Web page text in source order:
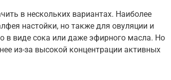
в нескольких вариантах. Наиболее
настойки, но также для овуляции и
в виде сока или даже эфирного масла. Но
из-за высокой концентрации активных